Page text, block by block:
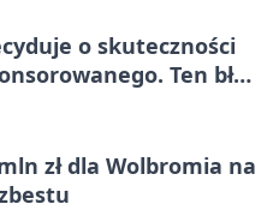
o skuteczności
Ten błąd
zł dla Wolbromia na